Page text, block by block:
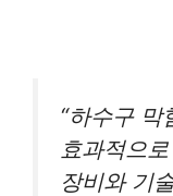
“하수구 막
효과적으
장비와 기